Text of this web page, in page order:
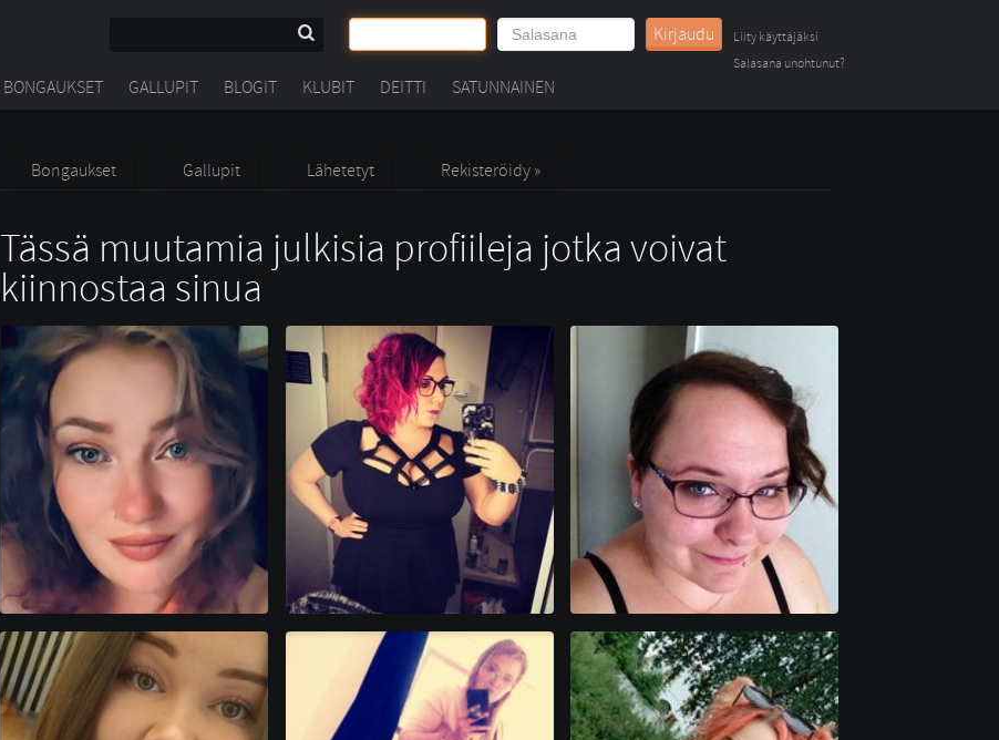
Kirjaudu
Liity käyttäjäksi
Salasana unohtunut?
BONGAUKSET GALLUPIT BLOGIT KLUBIT DEITTI SATUNNAINEN
Bongaukset Gallupit Lähetetyt Rekisteröidy »
Tässä muutamia julkisia profiileja jotka voivat
kiinnostaa sinua